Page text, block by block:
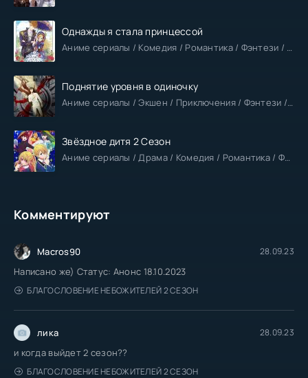
Однажды я стала принцессой
Аниме сериалы / Комедия / Романтика / Фэнтези / Анонсы
Поднятие уровня в одиночку
Аниме сериалы / Экшен / Приключения / Фэнтези / Анонсы
Звёздное дитя 2 Сезон
Аниме сериалы / Драма / Комедия / Романтика / Фантастика / Анонсы
Комментируют
Macros90 28.09.23
Написано же) Статус: Анонс 18.10.2023
БЛАГОСЛОВЕНИЕ НЕБОЖИТЕЛЕЙ 2 СЕЗОН
лика 28.09.23
и когда выйдет 2 сезон??
БЛАГОСЛОВЕНИЕ НЕБОЖИТЕЛЕЙ 2 СЕЗОН